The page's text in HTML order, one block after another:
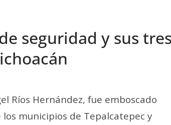
seguridad y sus tres
Ríos Hernández, fue emboscado
municipios de Tepalcatepec y